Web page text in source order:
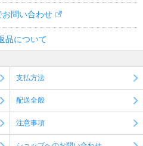
お問い合わせ
品について
支払方法
配送全般
注意事項